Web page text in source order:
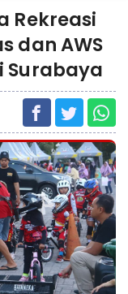
Rekreasi
dan AWS
Surabaya